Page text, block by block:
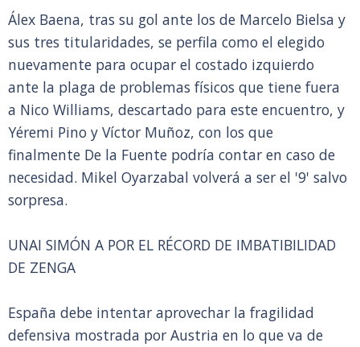
Álex Baena, tras su gol ante los de Marcelo Bielsa y
sus tres titularidades, se perfila como el elegido
nuevamente para ocupar el costado izquierdo
ante la plaga de problemas físicos que tiene fuera
a Nico Williams, descartado para este encuentro, y
Yéremi Pino y Víctor Muñoz, con los que
finalmente De la Fuente podría contar en caso de
necesidad. Mikel Oyarzabal volverá a ser el '9' salvo
sorpresa.
UNAI SIMÓN A POR EL RÉCORD DE IMBATIBILIDAD
DE ZENGA
España debe intentar aprovechar la fragilidad
defensiva mostrada por Austria en lo que va de